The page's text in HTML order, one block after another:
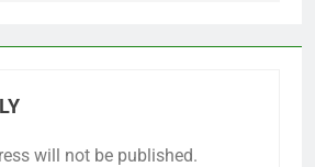
will not be published.